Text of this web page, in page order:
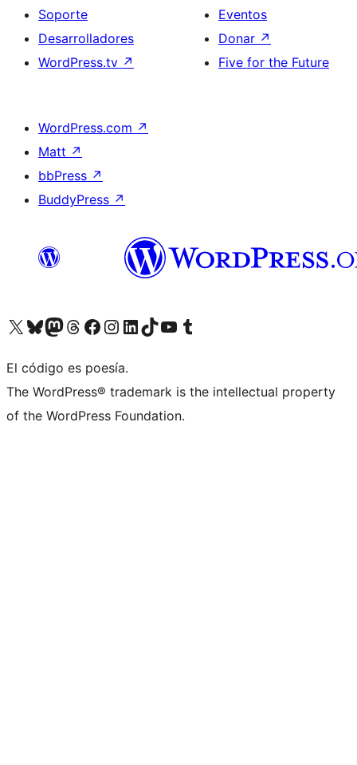
Soporte
Desarrolladores
WordPress.tv ↗
Eventos
Donar ↗
Five for the Future
WordPress.com ↗
Matt ↗
bbPress ↗
BuddyPress ↗
Visita nuestra cuenta de X (anteriormente Twitter)
Visita nuestra cuenta de Bluesky
Visita nuestra cuenta de Mastodon
Visita nuestra cuenta de Threads
Visita nuestra página de Facebook
Visita nuestra cuenta de Instagram
Visita nuestra cuenta de LinkedIn
Visita nuestra cuenta de TikTok
Visita nuestro canal de YouTube
Visita nuestra cuenta de Tumblr
El código es poesía.
The WordPress® trademark is the intellectual property
of the WordPress Foundation.